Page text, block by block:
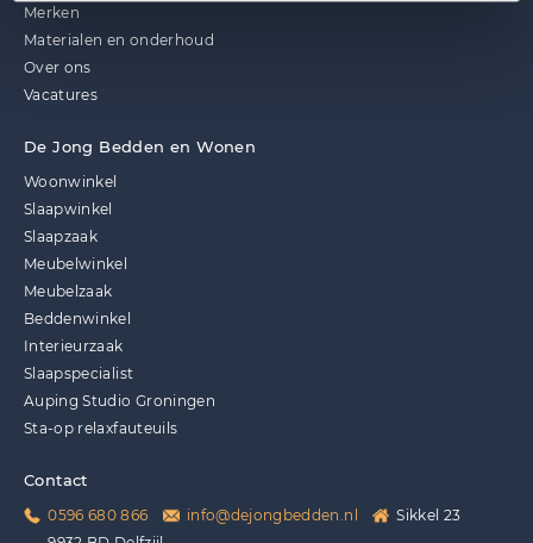
Merken
Materialen en onderhoud
Over ons
Vacatures
De Jong Bedden en Wonen
Woonwinkel
Slaapwinkel
Slaapzaak
Meubelwinkel
Meubelzaak
Beddenwinkel
Interieurzaak
Slaapspecialist
Auping Studio Groningen
Sta-op relaxfauteuils
Contact
0596 680 866 info@dejongbedden.nl
Sikkel 23